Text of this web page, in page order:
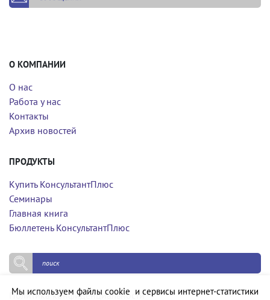
О КОМПАНИИ
О нас
Работа у нас
Контакты
Архив новостей
ПРОДУКТЫ
Купить КонсультантПлюс
Семинары
Главная книга
Бюллетень КонсультантПлюс
Политика конфиденциальности
Мы используем файлы cookie и сервисы интернет-статистики